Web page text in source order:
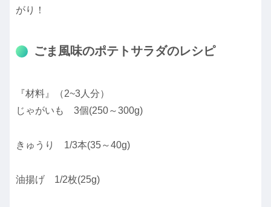
がり！
ごま風味のポテトサラダのレシピ
『材料』（2~3人分）
じゃがいも 3個(250～300g)
きゅうり 1/3本(35～40g)
油揚げ 1/2枚(25g)